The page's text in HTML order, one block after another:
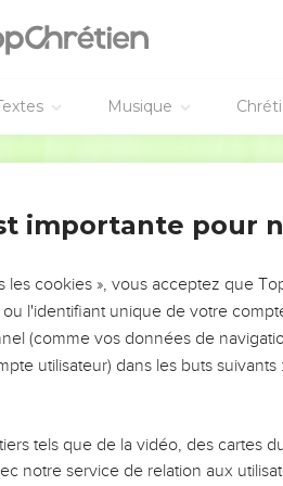
Musique
de rendre témoignage
et Moïse ont déclaré devoir
Paul. Ce sont au contraire des
librement car je suis persuadé qu'il
y crois. »
de devenir chrétien ! »
ce soit pour plus tard, je prie Dieu
deveniez comme moi, à
importante pour
les cookies », vous acceptez que
l'identifiant unique de votre
(comme vos données de
utilisateur) dans les buts suivants :
tels que de la vidéo, des cartes
notre service de relation aux